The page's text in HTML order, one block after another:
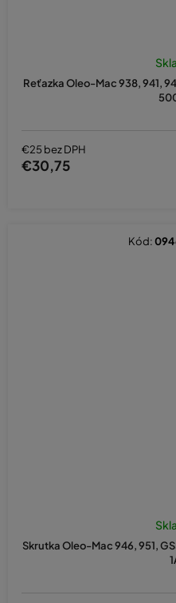
Reťazka Oleo-Mac 938, 941,
€25 bez DPH
€30,75
Skrutka Oleo-Mac 946, 951,
Kód: